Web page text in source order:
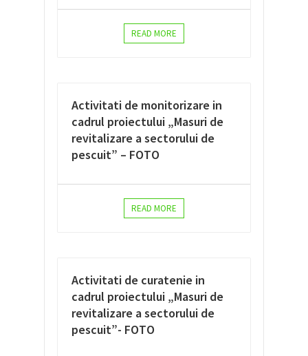
READ MORE
Activitati de monitorizare in
cadrul proiectului „Masuri de
revitalizare a sectorului de
pescuit” – FOTO
READ MORE
Activitati de curatenie in
cadrul proiectului „Masuri de
revitalizare a sectorului de
pescuit”- FOTO